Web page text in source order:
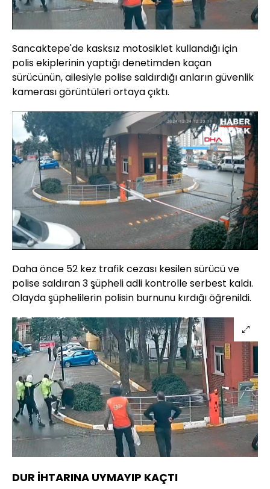
Sancaktepe'de kasksız motosiklet kullandığı için
polis ekiplerinin yaptığı denetimden kaçan
sürücünün, ailesiyle polise saldırdığı anların güvenlik
kamerası görüntüleri ortaya çıktı.
Sesi
Aç
Yüklendi
14.14%
Oynatma
Hızı
Daha önce 52 kez trafik cezası kesilen sürücü ve
polise saldıran 3 şüpheli adli kontrolle serbest kaldı.
Olayda şüphelilerin polisin burnunu kırdığı öğrenildi.
DUR İHTARINA UYMAYIP KAÇTI